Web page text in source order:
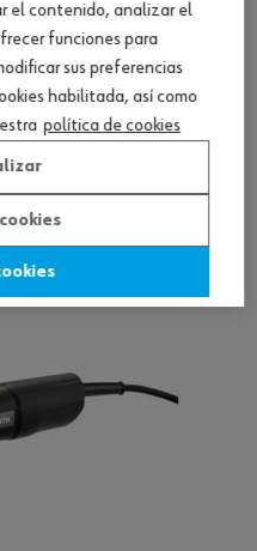
E Basic
el contenido, analizar el
funciones para
sus preferencias
habilitada, así como
política de cookies